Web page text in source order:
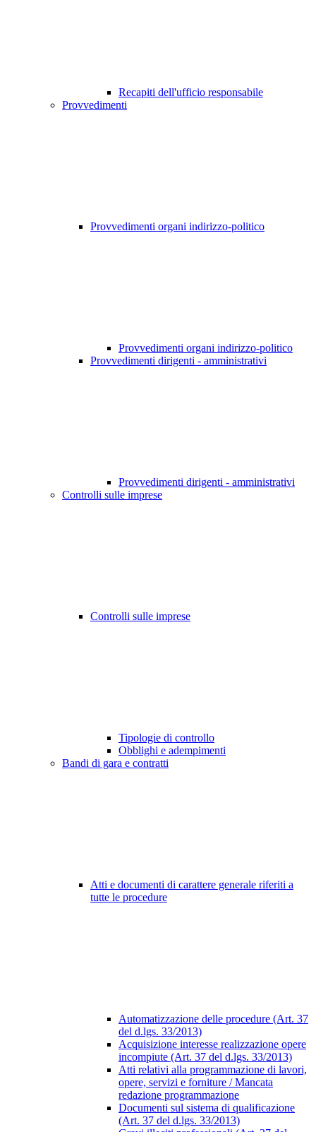
Recapiti dell'ufficio responsabile
Provvedimenti
Provvedimenti organi indirizzo-politico
Provvedimenti organi indirizzo-politico
Provvedimenti dirigenti - amministrativi
Provvedimenti dirigenti - amministrativi
Controlli sulle imprese
Controlli sulle imprese
Tipologie di controllo
Obblighi e adempimenti
Bandi di gara e contratti
Atti e documenti di carattere generale riferiti a
tutte le procedure
Automatizzazione delle procedure (Art. 37
del d.lgs. 33/2013)
Acquisizione interesse realizzazione opere
incompiute (Art. 37 del d.lgs. 33/2013)
Atti relativi alla programmazione di lavori,
opere, servizi e forniture / Mancata
redazione programmazione
Documenti sul sistema di qualificazione
(Art. 37 del d.lgs. 33/2013)